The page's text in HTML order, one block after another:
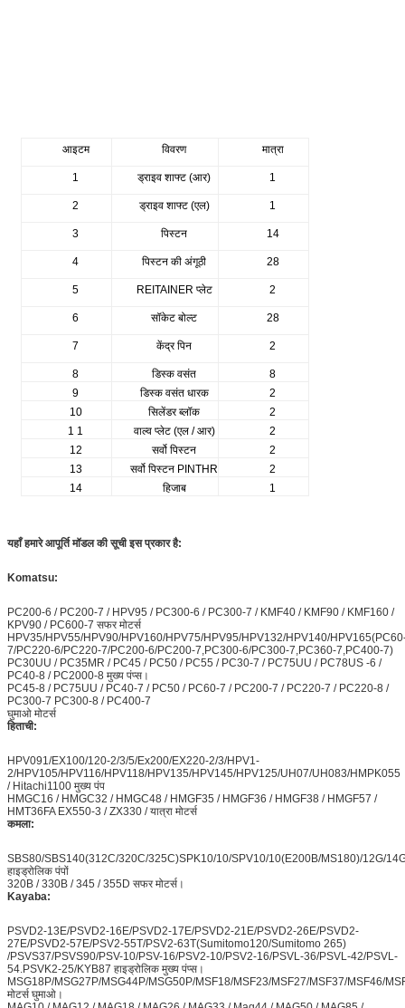
आइटम विवरण मात्रा
1 ड्राइव शाफ्ट (आर) 1
2 ड्राइव शाफ्ट (एल) 1
3 पिस्टन 14
4 पिस्टन की अंगूठी 28
5 REITAINER प्लेट 2
6 सॉकेट बोल्ट 28
7 केंद्र पिन 2
8 डिस्क वसंत
8
9
डिस्क वसंत धारक
2
10
सिलेंडर ब्लॉक
2
1 1
वाल्व प्लेट (एल / आर)
2
12
सर्वो पिस्टन
2
13
सर्वो पिस्टन PINTHR
2
14
हिजाब 1
यहाँ हमारे आपूर्ति मॉडल की सूची इस प्रकार है:
Komatsu:
PC200-6 / PC200-7 / HPV95 / PC300-6 / PC300-7 / KMF40 / KMF90 / KMF160 /
KPV90 / PC600-7 सफर मोटर्स
HPV35/HPV55/HPV90/HPV160/HPV75/HPV95/HPV132/HPV140/
7/PC220-6/PC220-7/PC200-6/PC200-7,PC300-6/PC300-7,PC360-7,PC400-7)
PC30UU / PC35MR / PC45 / PC50 / PC55 / PC30-7 / PC75UU / PC78US -6 /
PC40-8 / PC2000-8 मुख्य पंप्स।
PC45-8 / PC75UU / PC40-7 / PC50 / PC60-7 / PC200-7 / PC220-7 / PC220-8 /
PC300-7 PC300-8 / PC400-7
घुमाओ मोटर्स
हिताची:
HPV091/EX100/120-2/3/5/Ex200/EX220-2/3/HPV1-
2/HPV105/HPV116/HPV118/HPV135/HPV145/HPV125/UH07/UH083/HMPK055
/ Hitachi1100 मुख्य पंप
HMGC16 / HMGC32 / HMGC48 / HMGF35 / HMGF36 / HMGF38 / HMGF57 /
HMT36FA EX550-3 / ZX330 / यात्रा मोटर्स
कमला:
SBS80/SBS140(312C/320C/325C)SPK10/10/SPV10/10(E200B/MS180)/12G/
हाइड्रोलिक पंपों
320B / 330B / 345 / 355D सफर मोटर्स।
Kayaba:
PSVD2-13E/PSVD2-16E/PSVD2-17E/PSVD2-21E/PSVD2-26E/PSVD2-
27E/PSVD2-57E/PSV2-55T/PSV2-63T(Sumitomo120/Sumitomo 265)
/PSVS37/PSVS90/PSV-10/PSV-16/PSV2-10/PSV2-16/PSVL-36/PSVL-42/PSVL-
54.PSVK2-25/KYB87 हाइड्रोलिक मुख्य पंप्स।
MSG18P/MSG27P/MSG44P/MSG50P/MSF18/MSF23/MSF27/MSF37/MSF46/
मोटर्स घुमाओ।